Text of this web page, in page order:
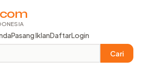
Pasang IklanDaftarLogin
Cari